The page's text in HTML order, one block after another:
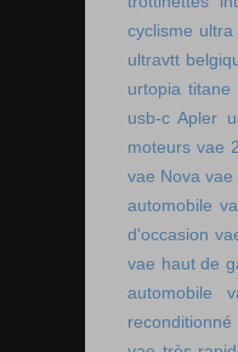
cyclisme
ultravtt
urtopia titane
usb-c Apler
moteurs vae
vae Nova vae
automobile
d'occasion
vae haut de
automobile
reconditionné